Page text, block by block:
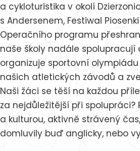
a cykloturistika v okolí
s Andersenem, Festiwal
Operačního programu
naše školy nadále
organizuje sportovní
našich atletických závodů a
Naši žáci se těší na každou
za nejdůležitější při
a kulturou, aktivně strávený
domluvily buď anglicky, nebo